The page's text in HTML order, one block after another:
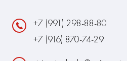
+7 (991) 298-88-80
+7 (916) 870-74-29